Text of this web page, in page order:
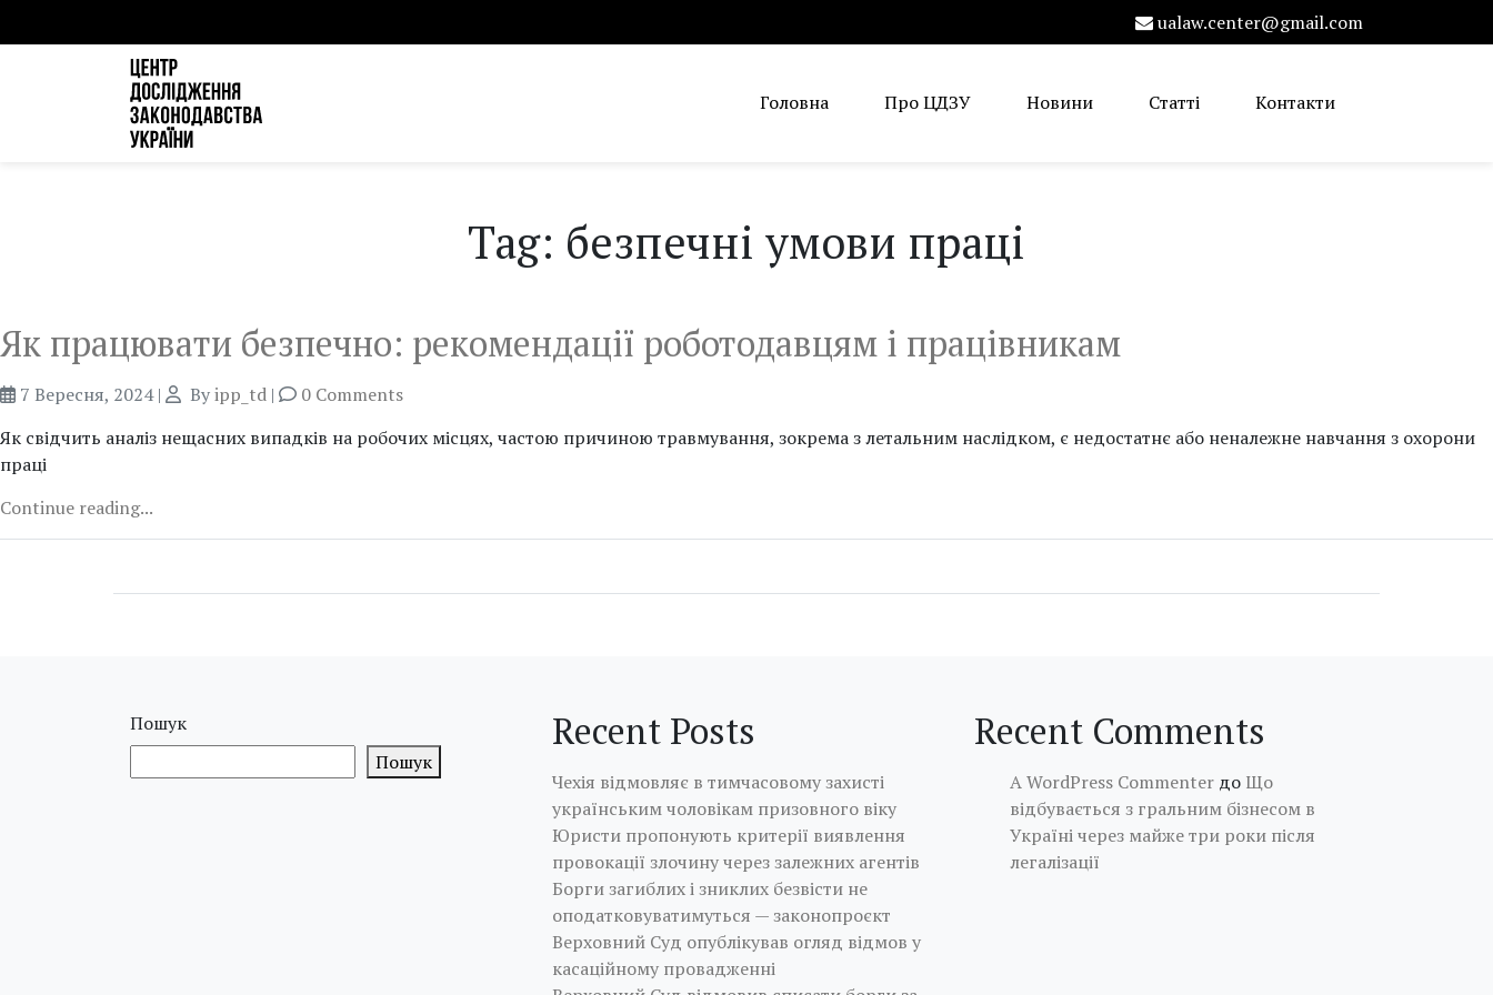
ualaw.center@gmail.com
Головна Про ЦДЗУ Новини Статті Контакти
Tag: безпечні умови праці
Як працювати безпечно: рекомендації роботодавцям і працівникам
7 Вересня, 2024| Byipp_td |
0 Comments
Як свідчить аналіз нещасних випадків на робочих місцях, частою причиною травмування, зокрема з летальним наслідком, є недостатнє або неналежне навчання з охорони
праці
Continue reading...
Пошук
Пошук
Recent Posts
Чехія відмовляє в тимчасовому захисті
українським чоловікам призовного віку
Юристи пропонують критерії виявлення
провокації злочину через залежних агентів
Борги загиблих і зниклих безвісти не
оподатковуватимуться — законопроєкт
Верховний Суд опублікував огляд відмов у
касаційному провадженні
Recent Comments
A WordPress Commenter до Що
відбувається з гральним бізнесом в
Україні через майже три роки після
легалізації